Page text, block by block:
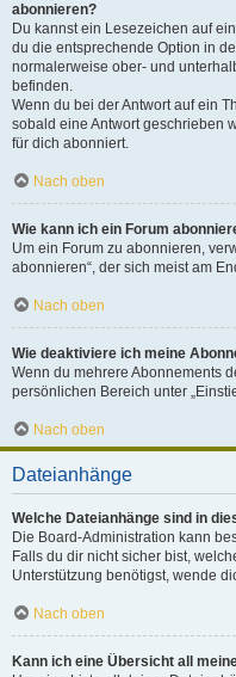
abonnieren?
Du kannst ein Lesezeichen auf
du die entsprechende Option in
normalerweise ober- und
befinden.
Wenn du bei der Antwort auf ein
sobald eine Antwort geschrieben
für dich abonniert.
Nach oben
Wie kann ich ein Forum
Um ein Forum zu abonnieren,
abonnieren“, der sich meist am
Nach oben
Wie deaktiviere ich meine
Wenn du mehrere Abonnements
persönlichen Bereich unter
Nach oben
Dateianhänge
Welche Dateianhänge sind in
Die Board-Administration kann
Falls du dir nicht sicher bist,
Unterstützung benötigst, wende
Nach oben
Kann ich eine Übersicht all